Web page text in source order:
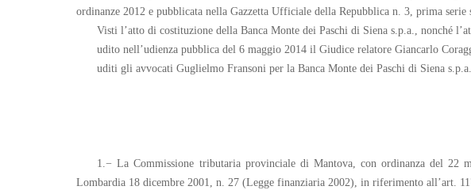
ordinanze 2012 e pubblicata nella Gazzetta Ufficiale della Repubblica n. 3, prima serie
Visti l’atto di costituzione della Banca Monte dei Paschi di Siena s.p.a., nonché
udito nell’udienza pubblica del 6 maggio 2014 il Giudice relatore Giancarlo
uditi gli avvocati Guglielmo Fransoni per la Banca Monte dei Paschi di Siena
1.− La Commissione tributaria provinciale di Mantova, con ordinanza del 22
Lombardia 18 dicembre 2001, n. 27 (Legge finanziaria 2002), in riferimento all’art.